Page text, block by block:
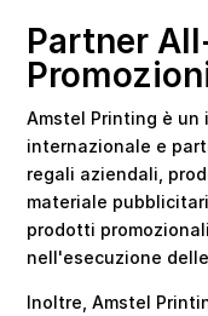
Partner
Amstel Printing è
internazionale e
regali aziendali,
materiale
prodotti
nell'esecuzione
Inoltre, Amstel